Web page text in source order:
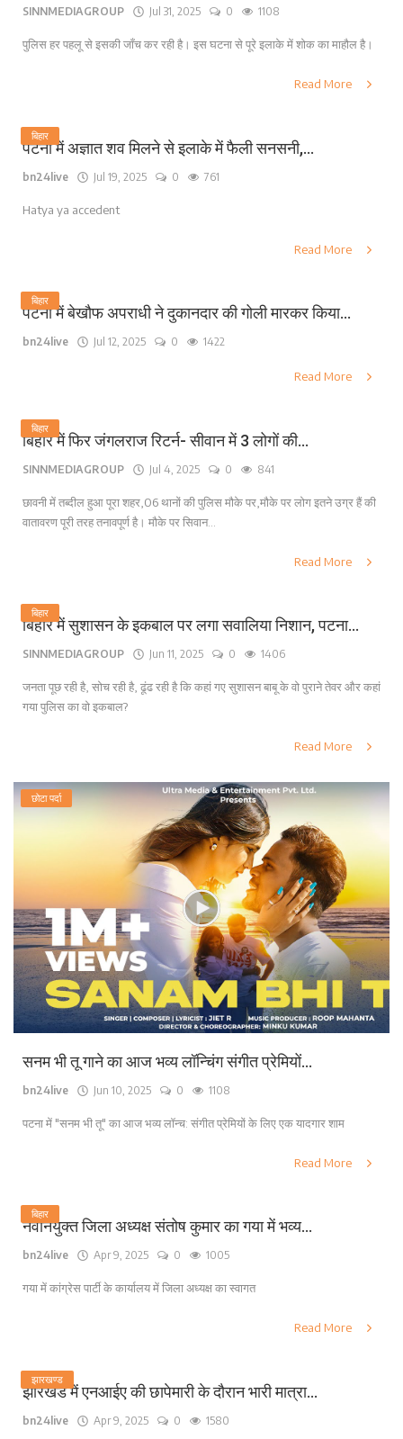
SINNMEDIAGROUP Jul 31, 2025 0 1108
पुलिस हर पहलू से इसकी जाँच कर रही है। इस घटना से पूरे इलाके में शोक का माहौल है।
Read More
बिहार
पटना में अज्ञात शव मिलने से इलाके में फैली सनसनी,...
bn24live Jul 19, 2025 0 761
Hatya ya accedent
Read More
बिहार
पटना में बेखौफ अपराधी ने दुकानदार की गोली मारकर किया...
bn24live Jul 12, 2025 0 1422
Read More
बिहार
बिहार में फिर जंगलराज रिटर्न- सीवान में 3 लोगों की...
SINNMEDIAGROUP Jul 4, 2025 0 841
छावनी में तब्दील हुआ पूरा शहर,06 थानों की पुलिस मौके पर,मौके पर लोग इतने उग्र हैं की
वातावरण पूरी तरह तनावपूर्ण है। मौके पर सिवान...
Read More
बिहार
बिहार में सुशासन के इकबाल पर लगा सवालिया निशान, पटना...
SINNMEDIAGROUP Jun 11, 2025 0 1406
जनता पूछ रही है, सोच रही है, ढूंढ रही है कि कहां गए सुशासन बाबू के वो पुराने तेवर और कहां
गया पुलिस का वो इकबाल?
Read More
छोटा पर्दा
सनम भी तू गाने का आज भव्य लॉन्चिंग संगीत प्रेमियों...
bn24live Jun 10, 2025 0 1108
पटना में "सनम भी तू" का आज भव्य लॉन्च: संगीत प्रेमियों के लिए एक यादगार शाम
Read More
बिहार
नवनियुक्त जिला अध्यक्ष संतोष कुमार का गया में भव्य...
bn24live Apr 9, 2025 0 1005
गया में कांग्रेस पार्टी के कार्यालय में जिला अध्यक्ष का स्वागत
Read More
झारखण्ड
झारखंड में एनआईए की छापेमारी के दौरान भारी मात्रा...
bn24live Apr 9, 2025 0 1580